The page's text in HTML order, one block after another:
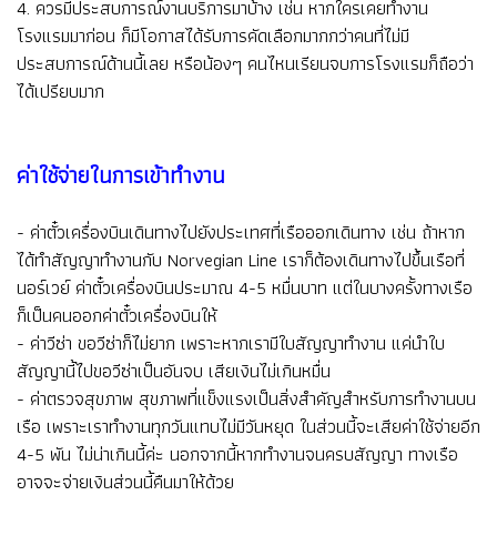
4. ควรมีประสบการณ์งานบริการมาบ้าง เช่น หากใครเคยทำงาน
โรงแรมมาก่อน ก็มีโอกาสได้รับการคัดเลือกมากกว่าคนที่ไม่มี
ประสบการณ์ด้านนี้เลย หรือน้องๆ คนไหนเรียนจบการโรงแรมก็ถือว่า
ได้เปรียบมาก
ค่าใช้จ่ายในการเข้าทำงาน
- ค่าตั๋วเครื่องบินเดินทางไปยังประเทศที่เรือออกเดินทาง เช่น ถ้าหาก
ได้ทำสัญญาทำงานกับ Norvegian Line เราก็ต้องเดินทางไปขึ้นเรือที่
นอร์เวย์ ค่าตั๋วเครื่องบินประมาณ 4-5 หมื่นบาท แต่ในบางครั้งทางเรือ
ก็เป็นคนออกค่าตั๋วเครื่องบินให้
- ค่าวีซ่า ขอวีซ่าก็ไม่ยาก เพราะหากเรามีใบสัญญาทำงาน แค่นำใบ
สัญญานี้ไปขอวีซ่าเป็นอันจบ เสียเงินไม่เกินหมื่น
- ค่าตรวจสุขภาพ สุขภาพที่แข็งแรงเป็นสิ่งสำคัญสำหรับการทำงานบน
เรือ เพราะเราทำงานทุกวันแทบไม่มีวันหยุด ในส่วนนี้จะเสียค่าใช้จ่ายอีก
4-5 พัน ไม่น่าเกินนี้ค่ะ นอกจากนี้หากทำงานจนครบสัญญา ทางเรือ
อาจจะจ่ายเงินส่วนนี้คืนมาให้ด้วย